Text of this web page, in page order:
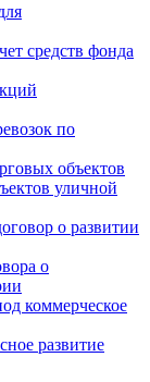
средств фонда
по
объектов
уличной
о развитии
о
коммерческое
развитие